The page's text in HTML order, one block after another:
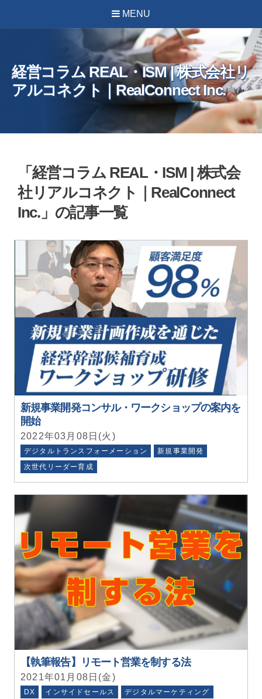
MENU
経営コラム REAL・ISM | 株式会社リ
アルコネクト｜RealConnect Inc.
「経営コラム REAL・ISM | 株式会
社リアルコネクト｜RealConnect
Inc.」の記事一覧
新規事業開発コンサル・ワークショップの案内を
開始
2022年03月08日(火)
デジタルトランスフォーメーション
新規事業開発
次世代リーダー育成
【執筆報告】リモート営業を制する法
2021年01月08日(金)
DX インサイドセールス デジタルマーケティング